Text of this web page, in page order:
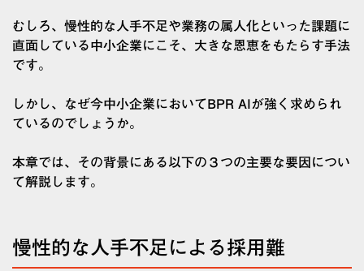
むしろ、慢性的な人手不足や業務の属人化といった課題に
直面している中小企業にこそ、大きな恩恵をもたらす手法
です。
しかし、なぜ今中小企業においてBPR AIが強く求められ
ているのでしょうか。
本章では、その背景にある以下の３つの主要な要因につい
て解説します。
慢性的な人手不足による採用難